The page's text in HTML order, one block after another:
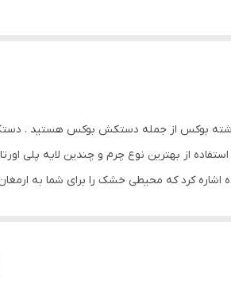
رشته بوکس از جمله دستکش بوکس هستید .
از بهترین نوع چرم و چندین لایه پلی
کرد که محیطی خشک را برای شما به
تولید شده از بهترین نوع چرم گاوی